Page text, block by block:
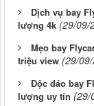
Dịch vụ bay
lượng 4k (29/09/
Mẹo bay
triệu view (29/
Độc đáo bay
lượng uy tín (29/